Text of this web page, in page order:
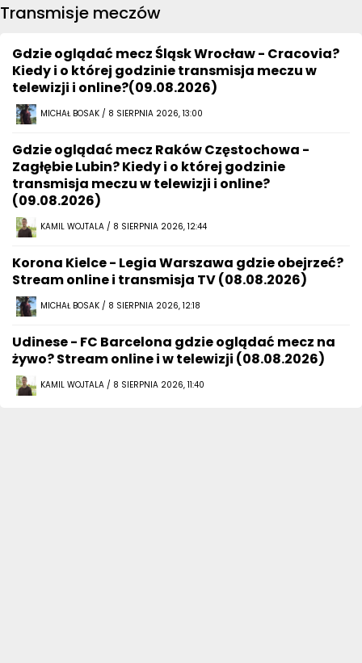
Transmisje meczów
Gdzie oglądać mecz Śląsk Wrocław - Cracovia?
Kiedy i o której godzinie transmisja meczu w
telewizji i online?(09.08.2026)
MICHAŁ BOSAK / 8 SIERPNIA 2026, 13:00
Gdzie oglądać mecz Raków Częstochowa -
Zagłębie Lubin? Kiedy i o której godzinie
transmisja meczu w telewizji i online?
(09.08.2026)
KAMIL WOJTALA / 8 SIERPNIA 2026, 12:44
Korona Kielce - Legia Warszawa gdzie obejrzeć?
Stream online i transmisja TV (08.08.2026)
MICHAŁ BOSAK / 8 SIERPNIA 2026, 12:18
Udinese - FC Barcelona gdzie oglądać mecz na
żywo? Stream online i w telewizji (08.08.2026)
KAMIL WOJTALA / 8 SIERPNIA 2026, 11:40